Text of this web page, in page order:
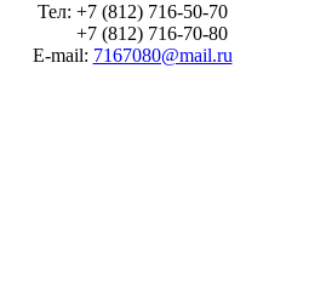
Тел: +7 (812) 716-50-70
+7 (812) 716-70-80
E-mail: 7167080@mail.ru